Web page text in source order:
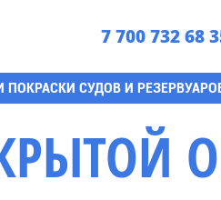
7 700 732 68
СУДОВ И